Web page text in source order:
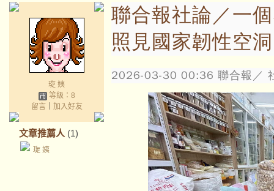
琁 姨
等級：8
留言｜ 加入好友
文章推薦人 (1)
琁 姨
聯合報社論／一
照見國家韌性空洞
2026-03-30 00:36 聯合報／